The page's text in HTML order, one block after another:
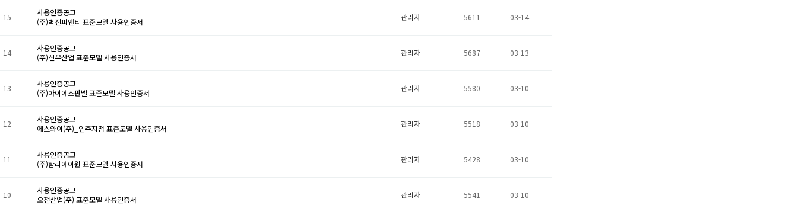
15
사용인증공고
(주)벽진피앤티 표준모델 사용인증서
관리자 5611 03-14
14
사용인증공고
(주)신우산업 표준모델 사용인증서
관리자 5687 03-13
13
사용인증공고
(주)아이에스판넬 표준모델 사용인증서
관리자 5580 03-10
12
사용인증공고
에스와이(주)_인주지점 표준모델 사용인증서
관리자 5518 03-10
11
사용인증공고
(주)함라에이원 표준모델 사용인증서
관리자 5428 03-10
10
사용인증공고
오천산업(주) 표준모델 사용인증서
관리자 5541 03-10